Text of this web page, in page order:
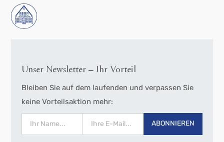
Unser Newsletter – Ihr Vorteil
Bleiben Sie auf dem laufenden und verpassen Sie
keine Vorteilsaktion mehr:
ABONNIEREN